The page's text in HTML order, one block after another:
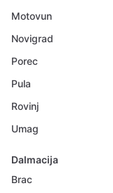
Motovun
Novigrad
Porec
Pula
Rovinj
Umag
Dalmacija
Brac